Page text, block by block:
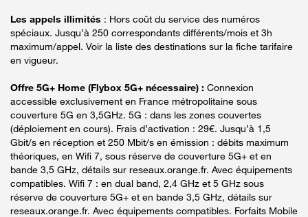
Les appels illimités : Hors coût du service des numéros
spéciaux. Jusqu’à 250 correspondants différents/mois et 3h
maximum/appel. Voir la liste des destinations sur la fiche tarifaire
en vigueur.
Offre 5G+ Home (Flybox 5G+ nécessaire) : Connexion
accessible exclusivement en France métropolitaine sous
couverture 5G en 3,5GHz. 5G : dans les zones couvertes
(déploiement en cours). Frais d’activation : 29€. Jusqu’à 1,5
Gbit/s en réception et 250 Mbit/s en émission : débits maximum
théoriques, en Wifi 7, sous réserve de couverture 5G+ et en
bande 3,5 GHz, détails sur reseaux.orange.fr. Avec équipements
compatibles. Wifi 7 : en dual band, 2,4 GHz et 5 GHz sous
réserve de couverture 5G+ et en bande 3,5 GHz, détails sur
reseaux.orange.fr. Avec équipements compatibles. Forfaits Mobile